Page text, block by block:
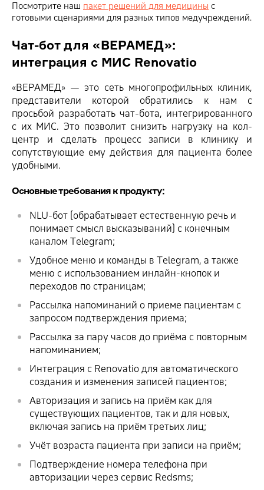
Посмотрите наш пакет решений для медицины с
готовыми сценариями для разных типов медучреждений.
Чат-бот для «‎ВЕРАМЕД»:
интеграция с МИС Renovatio
«‎ВЕРАМЕД» — это сеть многопрофильных клиник,
представители которой обратились к нам с
просьбой разработать чат-бота, интегрированного
с их МИС. Это позволит снизить нагрузку на кол-
центр и сделать процесс записи в клинику и
сопутствующие ему действия для пациента более
удобными.
Основные требования к продукту:
NLU-бот (обрабатывает естественную речь и
понимает смысл высказываний) с конечным
каналом Telegram;
Удобное меню и команды в Telegram, а также
меню с использованием инлайн-кнопок и
переходов по страницам;
Рассылка напоминаний о приеме пациентам с
запросом подтверждения приема;
Рассылка за пару часов до приёма с повторным
напоминанием;
Интеграция с Renovatio для автоматического
создания и изменения записей пациентов;
Авторизация и запись на приём как для
существующих пациентов, так и для новых,
включая запись на приём третьих лиц;
Учёт возраста пациента при записи на приём;
Подтверждение номера телефона при
авторизации через сервис Redsms;